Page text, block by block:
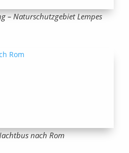
– Naturschutzgebiet Lempes
nach Rom